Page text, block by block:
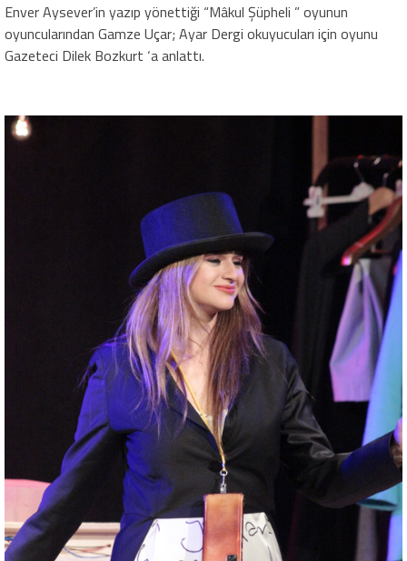
Enver Aysever’in yazıp yönettiği “Mâkul Şüpheli ” oyunun
oyuncularından Gamze Uçar; Ayar Dergi okuyucuları için oyunu
Gazeteci Dilek Bozkurt ‘a anlattı.